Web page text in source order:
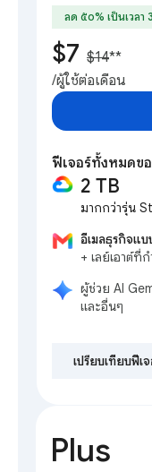
ลด ๕๐% เป็นเวลา
$7 $14**
/ผู้ใช้ต่อเดือน
ฟีเจอร์ทั้งหมดข
2 TB
มากกว่ารุ่น
อีเมลธุรกิจแ
+ เลย์เอาต์ที่
ผู้ช่วย AI
และอื่นๆ
เปรียบเทียบฟีเ
Plus